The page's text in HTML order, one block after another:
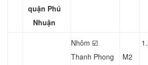
quận Phú
Nhuận
Nhôm ☑️
Thanh Phong
M2